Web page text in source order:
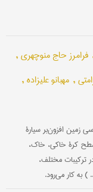
فرامرز حاج منوچهری ,
, مهبانو علیزاده ,
فارسی زمین افزون‌بر سیارۀ
سطح کرۀ خاکی، خاک،
ترکیبات مختلف،
) به کار می‌رود.